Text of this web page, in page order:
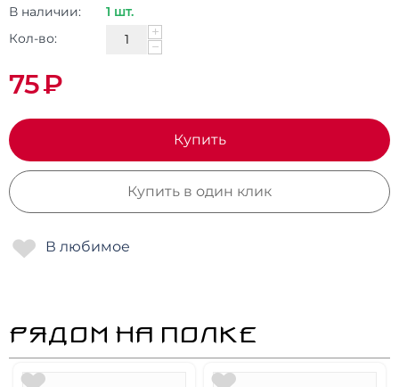
В наличии:
1 шт.
Кол-во:
+
−
75₽
Купить
Купить в один клик
РЯДОМ НА ПОЛКЕ